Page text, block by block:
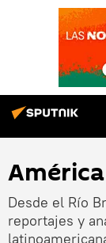
Desde el Río
reportajes y